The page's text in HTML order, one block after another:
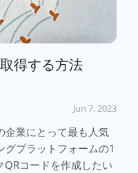
得する方法
Jun 7, 2023
企業にとって最も人気
プラットフォームの1
コードを作成したい